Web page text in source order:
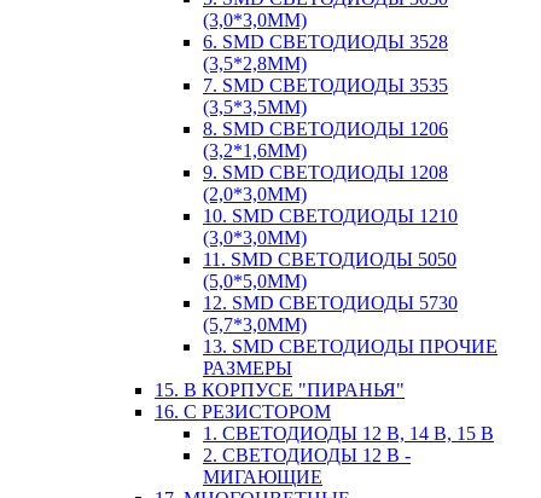
(3,0*3,0ММ)
6. SMD СВЕТОДИОДЫ 3528
(3,5*2,8ММ)
7. SMD СВЕТОДИОДЫ 3535
(3,5*3,5ММ)
8. SMD СВЕТОДИОДЫ 1206
(3,2*1,6ММ)
9. SMD СВЕТОДИОДЫ 1208
(2,0*3,0ММ)
10. SMD СВЕТОДИОДЫ 1210
(3,0*3,0ММ)
11. SMD СВЕТОДИОДЫ 5050
(5,0*5,0ММ)
12. SMD СВЕТОДИОДЫ 5730
(5,7*3,0ММ)
13. SMD СВЕТОДИОДЫ ПРОЧИЕ
РАЗМЕРЫ
15. В КОРПУСЕ "ПИРАНЬЯ"
16. С РЕЗИСТОРОМ
1. СВЕТОДИОДЫ 12 В, 14 В, 15 В
2. СВЕТОДИОДЫ 12 В -
МИГАЮЩИЕ